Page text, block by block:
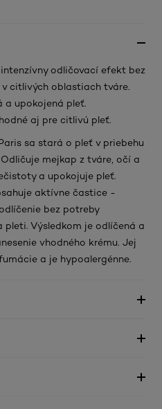
odličovací efekt bez
citlivých oblastiach tváre.
a upokojená pleť.
aj pre citlivú pleť.
sa stará o pleť v priebehu
mejkap z tváre, očí a
a upokojuje pleť.
aktívne častice -
bez potreby
Výsledkom je odlíčená a
vhodného krému. Jej
a je hypoalergénne.